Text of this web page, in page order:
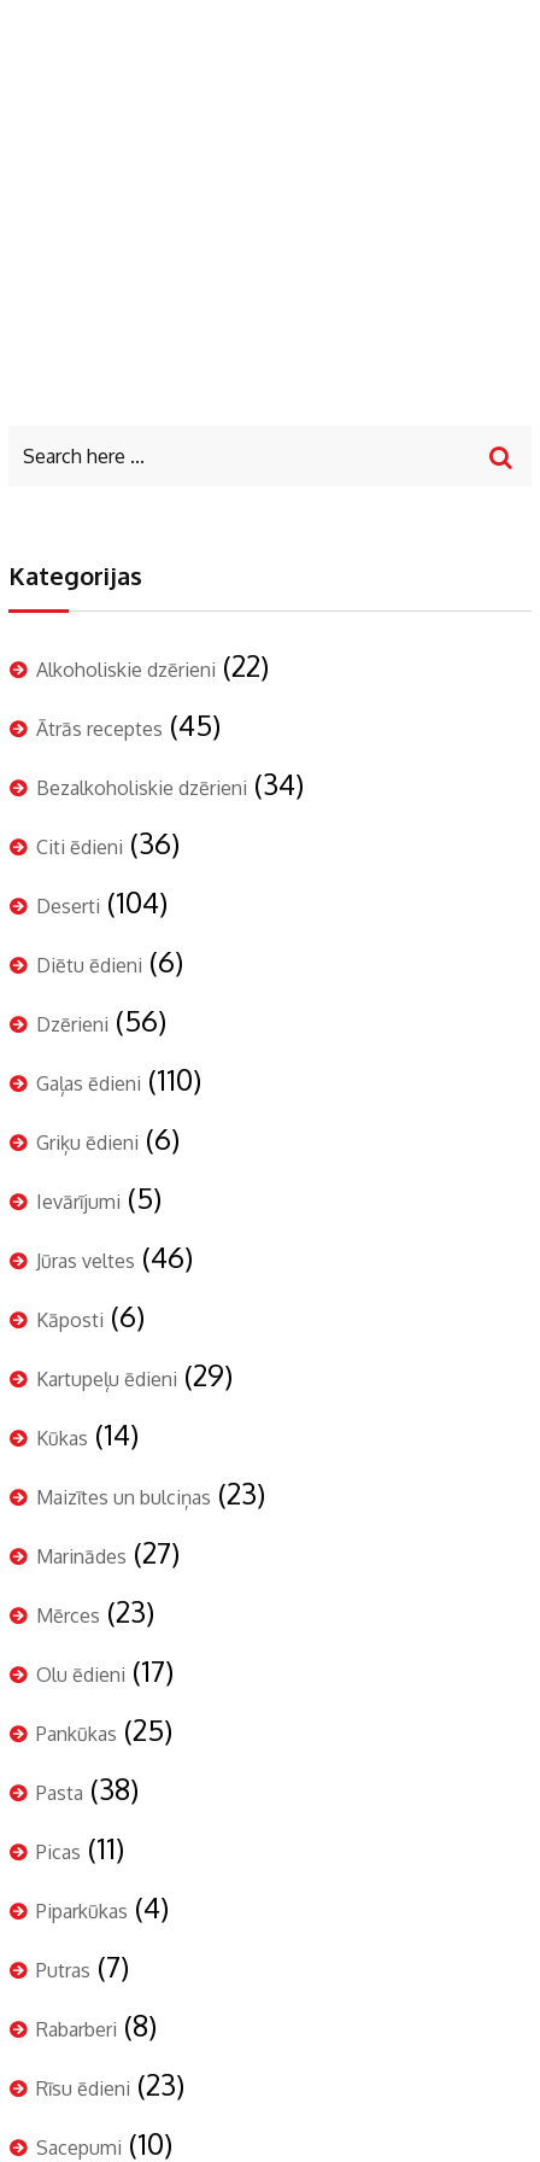
Kategorijas
Alkoholiskie dzērieni (22)
Ātrās receptes (45)
Bezalkoholiskie dzērieni (34)
Citi ēdieni (36)
Deserti (104)
Diētu ēdieni (6)
Dzērieni (56)
Gaļas ēdieni (110)
Griķu ēdieni (6)
Ievārījumi (5)
Jūras veltes (46)
Kāposti (6)
Kartupeļu ēdieni (29)
Kūkas (14)
Maizītes un bulciņas (23)
Marinādes (27)
Mērces (23)
Olu ēdieni (17)
Pankūkas (25)
Pasta (38)
Picas (11)
Piparkūkas (4)
Putras (7)
Rabarberi (8)
Rīsu ēdieni (23)
Sacepumi (10)